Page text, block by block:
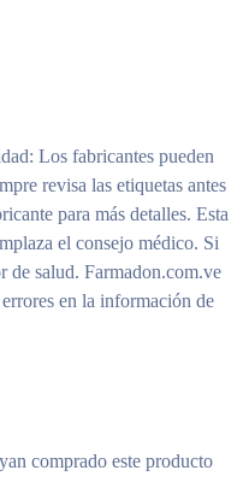
: Los fabricantes pueden
revisa las etiquetas antes
para más detalles. Esta
el consejo médico. Si
de salud. Farmadon.com.ve
en la información de
comprado este producto